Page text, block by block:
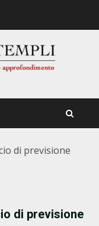
di previsione
di previsione